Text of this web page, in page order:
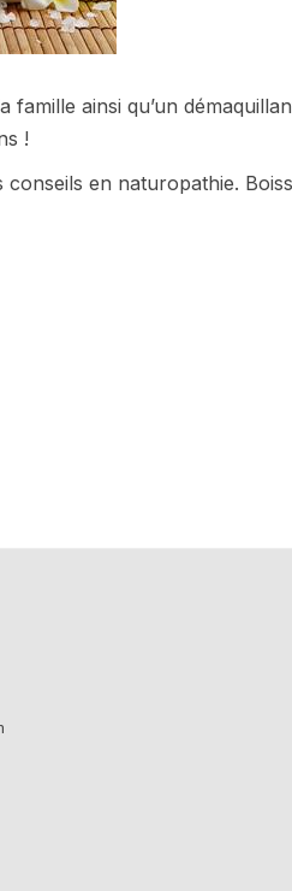
ainsi qu’un
!
en naturopathie.